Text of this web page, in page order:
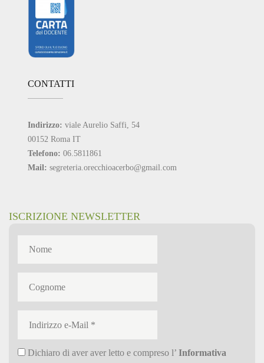
CONTATTI
Indirizzo: viale Aurelio Saffi, 54
00152 Roma IT
Telefono: 06.5811861
Mail: segreteria.orecchioacerbo@gmail.com
ISCRIZIONE NEWSLETTER
Dichiaro di aver aver letto e compreso l’ Informativa